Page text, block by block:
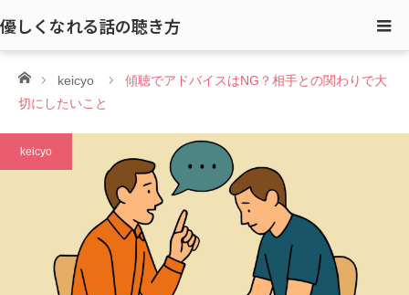
優しくなれる話の聴き方
ホームkeicyo
傾聴でアドバイスはNG？相手との関わりで大
切にしたいこと
keicyo